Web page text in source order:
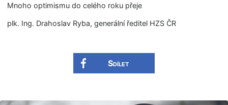
Mnoho optimismu do celého roku přeje
plk. Ing. Drahoslav Ryba, generální ředitel HZS ČR
Sdílet